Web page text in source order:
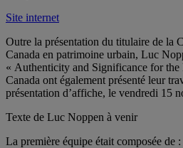
Site internet
Outre la présentation du titulaire de la
Canada en patrimoine urbain, Luc
« Authenticity and Significance for the
Canada ont également présenté leur
présentation d’affiche, le vendredi 15
Texte de Luc Noppen à venir
La première équipe était composée de :